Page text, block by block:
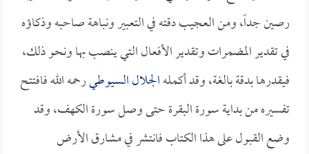
رصين جداً، ومن العجيب دقته في التعبير ونباهة صاحبه وذكاؤه
في تقدير المضمرات وتقدير الأفعال التي ينصب بها ونحو ذلك،
فيقدرها بدقة بالغة، وقد أكملهالجلال السيوطيرحمه الله فافتتح
تفسيره من بداية سورة البقرة حتى وصل سورة الكهف، وقد
وضع القبول على هذا الكتاب فانتشر في مشارق الأرض